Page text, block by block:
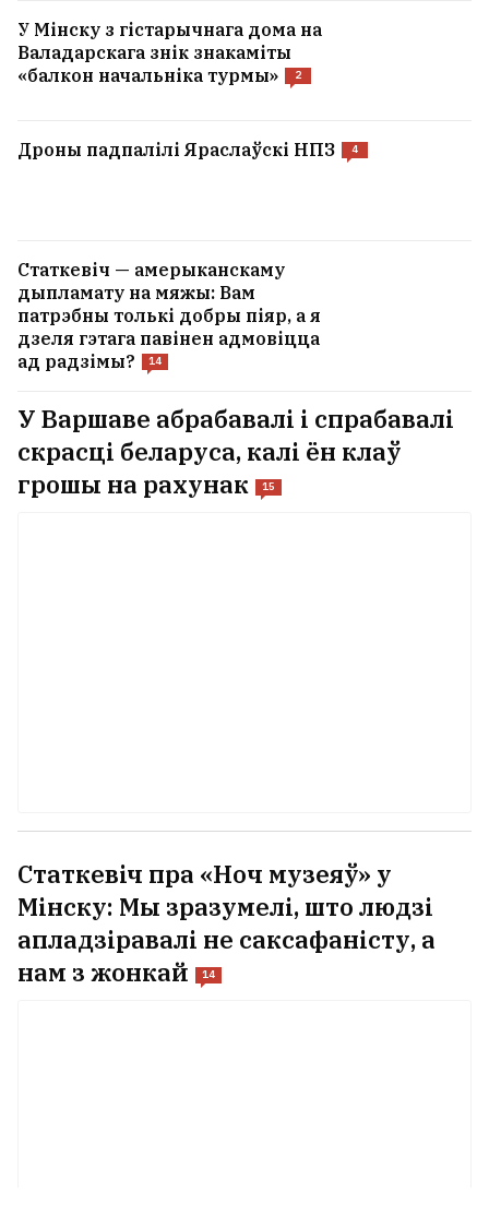
У Мінску з гістарычнага дома на
Валадарскага знік знакаміты
«балкон начальніка турмы»
2
Дроны падпалілі Яраслаўскі НПЗ 4
Статкевіч — амерыканскаму
дыпламату на мяжы: Вам
патрэбны толькі добры піяр, а я
дзеля гэтага павінен адмовіцца
ад радзімы?
14
У Варшаве абрабавалі і спрабавалі
скрасці беларуса, калі ён клаў
грошы на рахунак
15
Статкевіч пра «Ноч музеяў» у
Мінску: Мы зразумелі, што людзі
апладзіравалі не саксафаністу, а
нам з жонкай
14